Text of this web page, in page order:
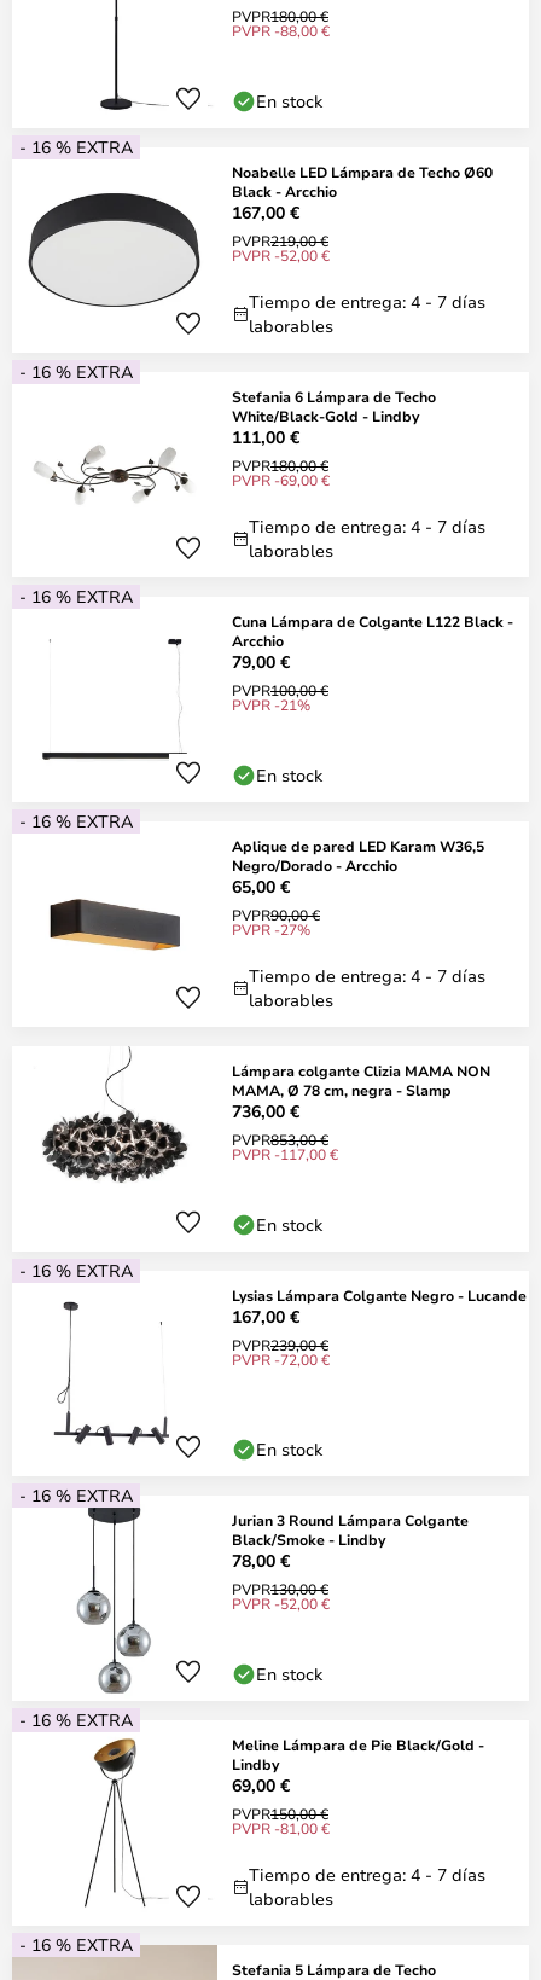
PVPR180,00 €
PVPR -88,00 €
En stock
- 16 % EXTRA
Noabelle LED Lámpara de Techo Ø60
Black - Arcchio
167,00 €
PVPR219,00 €
PVPR -52,00 €
Tiempo de entrega: 4 - 7 días
laborables
- 16 % EXTRA
Stefania 6 Lámpara de Techo
White/Black-Gold - Lindby
111,00 €
PVPR180,00 €
PVPR -69,00 €
Tiempo de entrega: 4 - 7 días
laborables
- 16 % EXTRA
Cuna Lámpara de Colgante L122 Black -
Arcchio
79,00 €
PVPR100,00 €
PVPR -21%
En stock
- 16 % EXTRA
Aplique de pared LED Karam W36,5
Negro/Dorado - Arcchio
65,00 €
PVPR90,00 €
PVPR -27%
Tiempo de entrega: 4 - 7 días
laborables
Lámpara colgante Clizia MAMA NON
MAMA, Ø 78 cm, negra - Slamp
736,00 €
PVPR853,00 €
PVPR -117,00 €
En stock
- 16 % EXTRA
Lysias Lámpara Colgante Negro - Lucande
167,00 €
PVPR239,00 €
PVPR -72,00 €
En stock
- 16 % EXTRA
Jurian 3 Round Lámpara Colgante
Black/Smoke - Lindby
78,00 €
PVPR130,00 €
PVPR -52,00 €
En stock
- 16 % EXTRA
Meline Lámpara de Pie Black/Gold -
Lindby
69,00 €
PVPR150,00 €
PVPR -81,00 €
Tiempo de entrega: 4 - 7 días
laborables
- 16 % EXTRA
Stefania 5 Lámpara de Techo